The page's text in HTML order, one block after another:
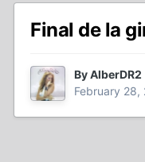
Final de la
By AlberDR2
February